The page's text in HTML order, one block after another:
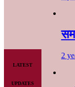
LATEST
UPDATES
2